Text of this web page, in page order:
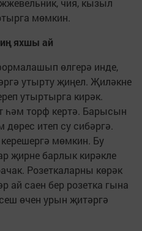
чия, кызыл
мөмкин.
яхшы ай
өлгерә инде,
утырту җиңел. Җиләкне
утыртырга кирәк.
һәм торф кертә. Барысын
итеп су сибәргә.
мөмкин. Бу
җирне барлык кирәкле
Розеткаларны көрәк
ай саен бер розетка гына
өчен урын җитәргә